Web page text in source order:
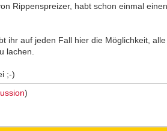
Rippenspreizer, habt schon einmal
ihr auf jeden Fall hier die Möglichkeit,
lachen.
;-)
)